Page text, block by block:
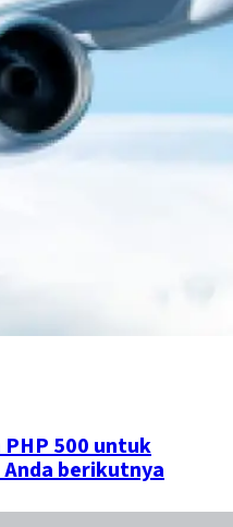
500 untuk
berikutnya